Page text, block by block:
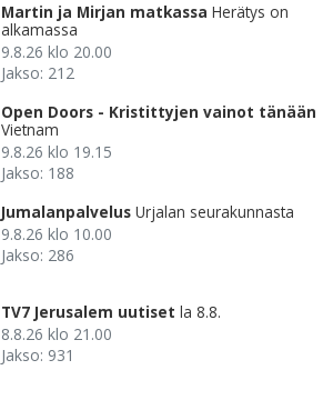
Martin ja Mirjan matkassa Herätys on
alkamassa
9.8.26 klo 20.00
Jakso: 212
Open Doors - Kristittyjen vainot tänään
Vietnam
9.8.26 klo 19.15
Jakso: 188
Jumalanpalvelus Urjalan seurakunnasta
9.8.26 klo 10.00
Jakso: 286
TV7 Jerusalem uutiset la 8.8.
8.8.26 klo 21.00
Jakso: 931